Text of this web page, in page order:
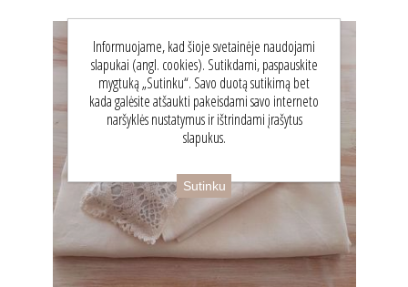
Informuojame, kad šioje svetainėje naudojami
slapukai (angl. cookies). Sutikdami, paspauskite
mygtuką „Sutinku“. Savo duotą sutikimą bet
kada galėsite atšaukti pakeisdami savo interneto
naršyklės nustatymus ir ištrindami įrašytus
slapukus.
Sutinku